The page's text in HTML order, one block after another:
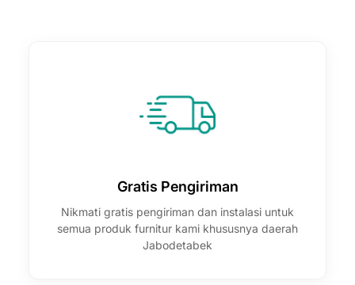
Gratis Pengiriman
Nikmati gratis pengiriman dan instalasi untuk
semua produk furnitur kami khususnya daerah
Jabodetabek